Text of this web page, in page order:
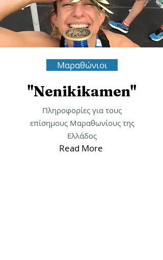
Μαραθώνιοι
"Nenikikamen"
Πληροφορίες για τους
επίσημους Μαραθωνίους της
Ελλάδος
Read More